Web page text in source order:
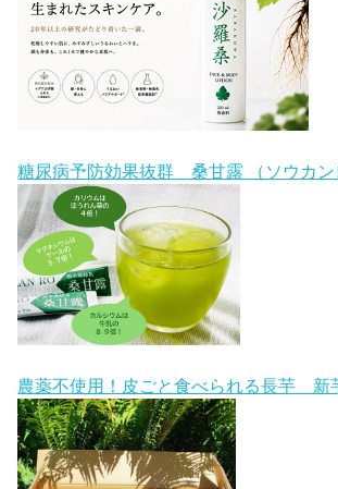
糖尿病予防効果抜群 桑甘露 （ソウカン
農薬不使用！皮ごと食べられる長芋 新